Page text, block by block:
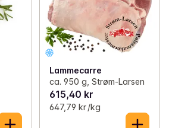
Lammecarre
ca. 950 g, Strøm-Larsen
615,40 kr
647,79 kr /kg